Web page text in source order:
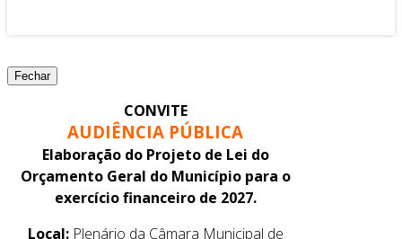
Fechar
CONVITE
AUDIÊNCIA PÚBLICA
Elaboração do Projeto de Lei do
Orçamento Geral do Município para o
exercício financeiro de 2027.
Local:Plenário da Câmara Municipal de